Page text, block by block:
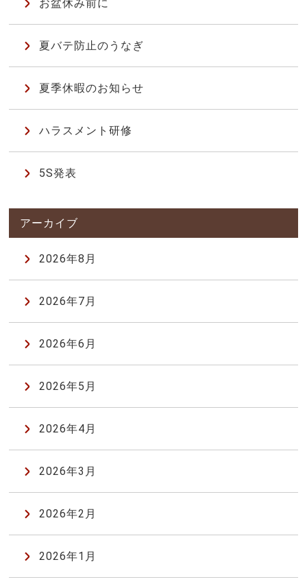
お盆休み前に
夏バテ防止のうなぎ
夏季休暇のお知らせ
ハラスメント研修
5S発表
2026年8月
2026年7月
2026年6月
2026年5月
2026年4月
2026年3月
2026年2月
2026年1月